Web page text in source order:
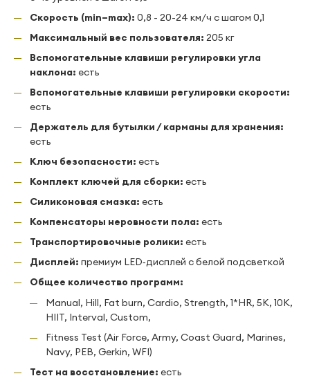
Скорость (min–max): 0,8 - 20-24 км/ч с шагом 0,1
Максимальный вес пользователя: 205 кг
Вспомогательные клавиши регулировки угла
наклона: есть
Вспомогательные клавиши регулировки скорости:
есть
Держатель для бутылки / карманы для хранения:
есть
Ключ безопасности: есть
Комплект ключей для сборки: есть
Силиконовая смазка: есть
Компенсаторы неровности пола: есть
Транспортировочные ролики: есть
Дисплей: премиум LED‑дисплей с белой подсветкой
Общее количество программ:
Manual, Hill, Fat burn, Cardio, Strength, 1*HR, 5K, 10K,
HIIT, Interval, Custom,
Fitness Test (Air Force, Army, Coast Guard, Marines,
Navy, PEB, Gerkin, WFI)
Тест на восстановление: есть